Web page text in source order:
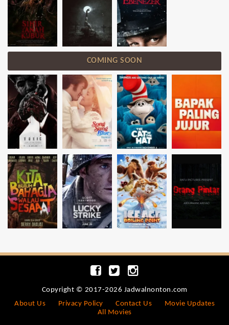
COMING SOON
Copyright © 2017-2026 Jadwalnonton.com
About Us
Privacy Policy Contact Us
Movie Updates
All Movies